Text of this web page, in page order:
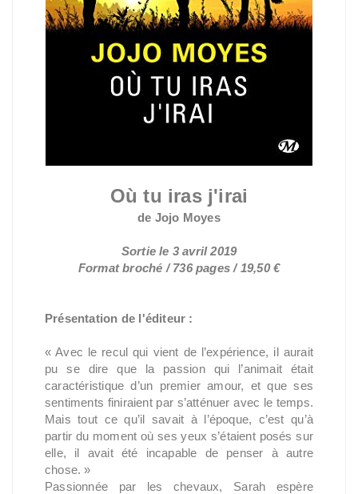
Où tu iras j'irai
de Jojo Moyes
Sortie le 3 avril 2019
Format broché / 736 pages / 19,50 €
Présentation de l'éditeur :
« Avec le recul qui vient de l’expérience, il aurait
pu se dire que la passion qui l’animait était
caractéristique d’un premier amour, et que ses
sentiments finiraient par s’atténuer avec le temps.
Mais tout ce qu’il savait à l’époque, c’est qu’à
partir du moment où ses yeux s’étaient posés sur
elle, il avait été incapable de penser à autre
chose. »
Passionnée par les chevaux, Sarah espère